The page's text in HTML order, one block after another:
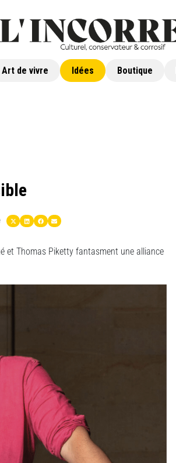
Art de vivre Idées Boutique
et Thomas Piketty fantasment une alliance